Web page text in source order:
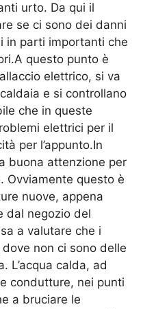
urto. Da qui il
se ci sono dei danni
in parti importanti che
questo punto è
elettrico, si va
e si controllano
che in queste
elettrici per il
per l’appunto.In
buona attenzione per
Ovviamente questo è
nuove, appena
dal negozio del
a valutare che i
non ci sono delle
L’acqua calda, ad
condutture, nei punti
a bruciare le